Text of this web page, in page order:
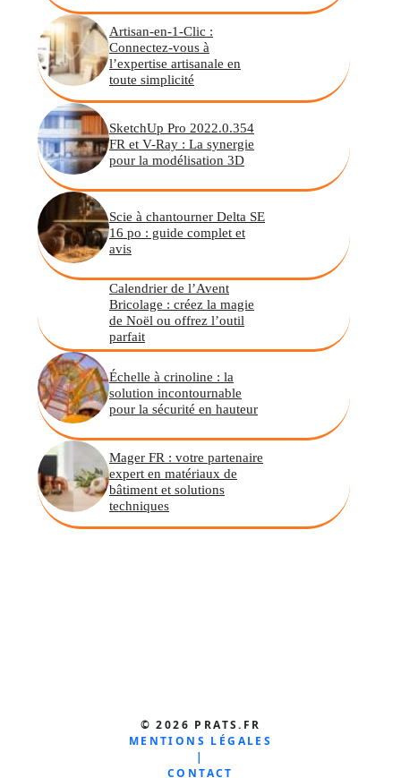
Artisan-en-1-Clic :
Connectez-vous à
l’expertise artisanale en
toute simplicité
SketchUp Pro 2022.0.354
FR et V-Ray : La synergie
pour la modélisation 3D
Scie à chantourner Delta SE
16 po : guide complet et
avis
Calendrier de l’Avent
Bricolage : créez la magie
de Noël ou offrez l’outil
parfait
Échelle à crinoline : la
solution incontournable
pour la sécurité en hauteur
Mager FR : votre partenaire
expert en matériaux de
bâtiment et solutions
techniques
© 2026 PRATS.FR
MENTIONS LÉGALES
|
CONTACT